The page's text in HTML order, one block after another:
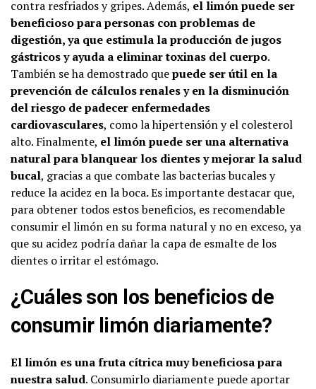
contra resfriados y gripes. Además, el limón puede ser
beneficioso para personas con problemas de
digestión, ya que estimula la producción de jugos
gástricos y ayuda a eliminar toxinas del cuerpo.
También se ha demostrado quepuede ser útil en la
prevención de cálculos renales y en la disminución
del riesgo de padecer enfermedades
cardiovasculares, como la hipertensión y el colesterol
alto. Finalmente, el limón puede ser una alternativa
natural para blanquear los dientes y mejorar la salud
bucal, gracias a que combate las bacterias bucales y
reduce la acidez en la boca. Es importante destacar que,
para obtener todos estos beneficios, es recomendable
consumir el limón en su forma natural y no en exceso, ya
que su acidez podría dañar la capa de esmalte de los
dientes o irritar el estómago.
¿Cuáles son los beneficios de
consumir limón diariamente?
El limón es una fruta cítrica muy beneficiosa para
nuestra salud. Consumirlo diariamente puede aportar